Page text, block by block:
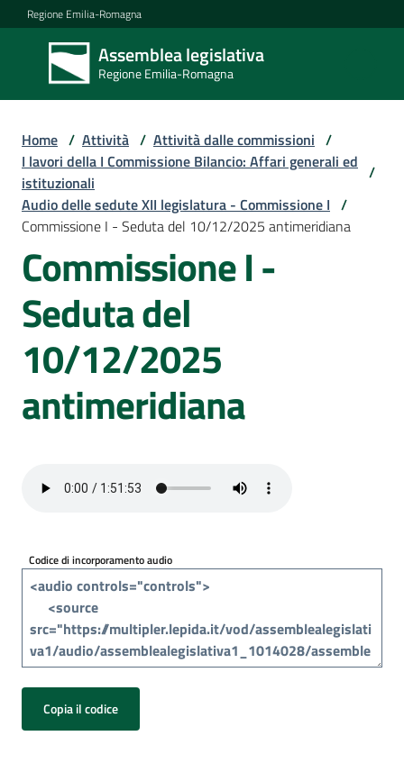
Vai al contenuto
Vai alla navigazione
Vai al footer
Regione Emilia-Romagna
Assemblea legislativa
Regione Emilia-Romagna
Assemblea
legislativa
Regione Emilia-
Assemblea
Attività
Per
Per
Home / Attività / Attività dalle commissioni /
I lavori della I Commissione Bilancio: Affari generali ed
istituzionali
/
Audio delle sedute XII legislatura - Commissione I /
Commissione I - Seduta del 10/12/2025 antimeridiana
Commissione I -
Seduta del
10/12/2025
antimeridiana
Codice di incorporamento audio
Copia il codice